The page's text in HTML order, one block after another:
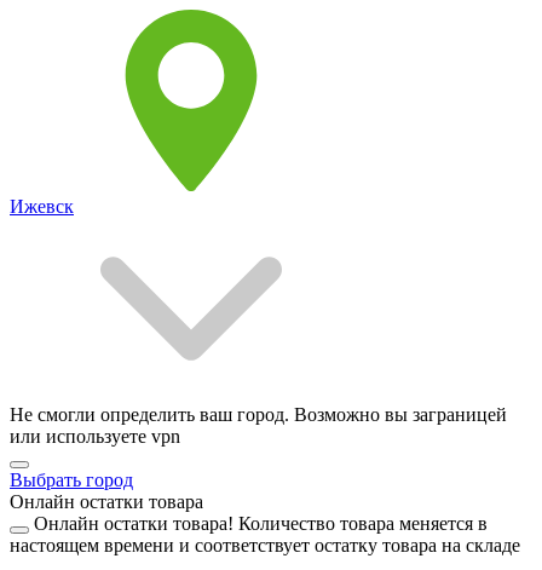
Ижевск
Не смогли определить ваш город. Возможно вы заграницей
или используете vpn
Выбрать город
Онлайн остатки товара
Онлайн остатки товара! Количество товара меняется в
настоящем времени и соответствует остатку товара на складе